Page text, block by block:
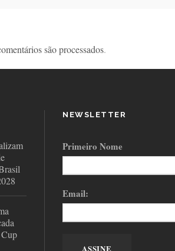
são processados.
NEWSLETTER
Primeiro Nome
Email: